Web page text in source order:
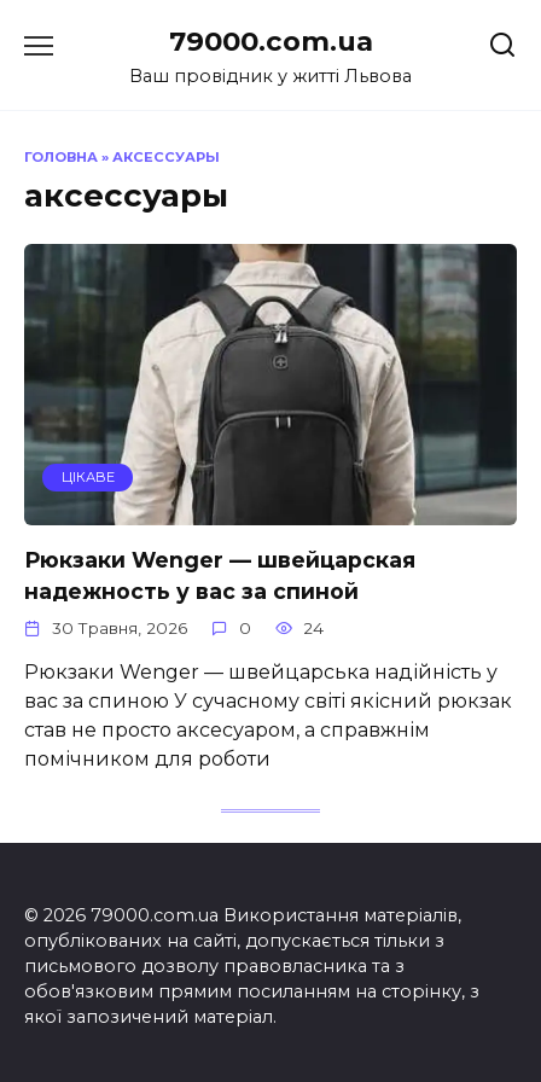
до
79000.com.ua
Ваш провідник у житті Львова
ГОЛОВНА » АКСЕССУАРЫ
аксессуары
ЦІКАВЕ
Рюкзаки Wenger — швейцарская
надежность у вас за спиной
30 Травня, 2026 0 24
Рюкзаки Wenger — швейцарська надійність у
вас за спиною У сучасному світі якісний рюкзак
став не просто аксесуаром, а справжнім
помічником для роботи
© 2026 79000.com.ua Використання матеріалів,
опублікованих на сайті, допускається тільки з
письмового дозволу правовласника та з
обов'язковим прямим посиланням на сторінку, з
якої запозичений матеріал.